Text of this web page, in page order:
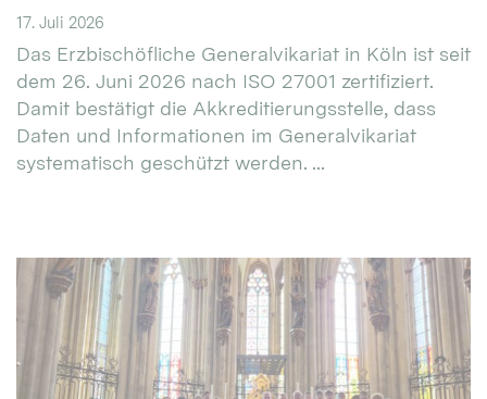
17. Juli 2026
Das Erzbischöfliche Generalvikariat in Köln ist seit
dem 26. Juni 2026 nach ISO 27001 zertifiziert.
Damit bestätigt die Akkreditierungsstelle, dass
Daten und Informationen im Generalvikariat
systematisch geschützt werden. ...